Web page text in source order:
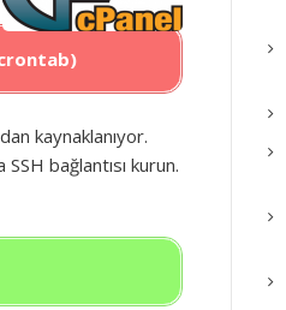
kaynaklanıyor.
bağlantısı kurun.